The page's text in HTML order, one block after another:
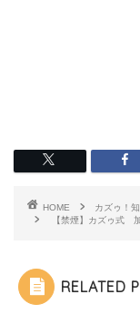
HOME カズゥ！
【禁煙】カズゥ式
RELATED